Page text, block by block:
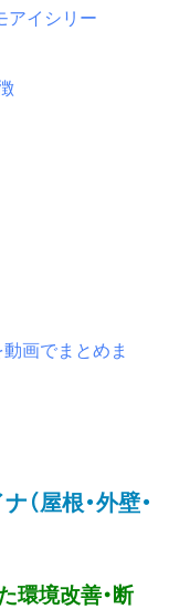
アイシリー
画でまとめま
（屋根・外壁・
環境改善・断